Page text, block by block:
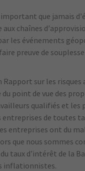
que jamais
chaînes
les événements
preuve de
sur les risques
point de vue des
qualifiés et les
de toutes
entreprises ont du
que nous sommes
d’intérêt de la
inflationnistes.